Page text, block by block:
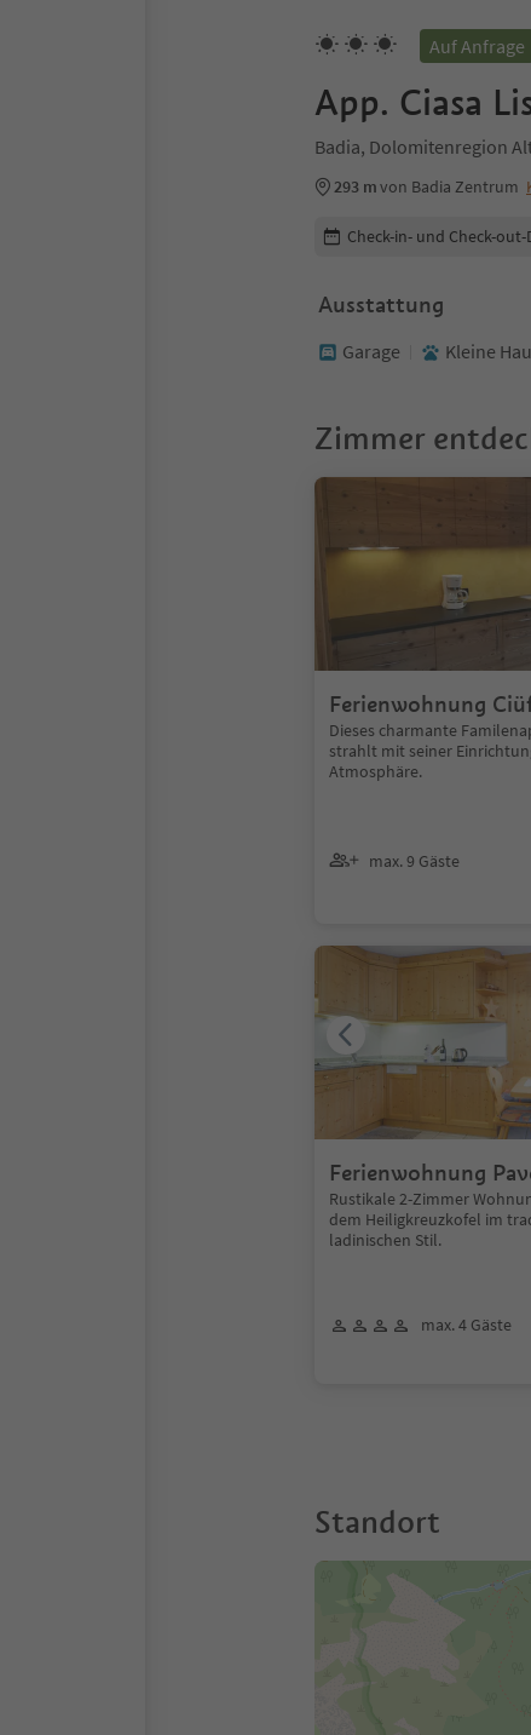
Auf Anfrage
App. Ciasa
Badia, Dolomitenregion
293 mvon Badia Zentrum
Buchungsdetails
Check-in- und Check-out-
Ausstattung
Garage Kleine
Zimmer
Ferienwohnung
Dieses charmante
strahlt mit seiner
Atmosphäre.
max. 9 Gäste
Ferienwohnung
Rustikale 2-Zimmer
dem Heiligkreuzkofel im
ladinischen Stil.
max. 4 Gäste
Standort